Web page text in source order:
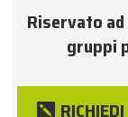
Riservato
gruppi